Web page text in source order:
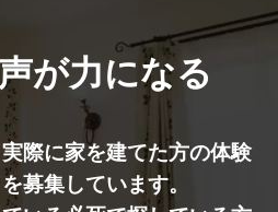
が力になる
際に家を建てた⽅の体験
募集しています。